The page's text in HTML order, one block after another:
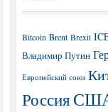
Bitcoin Brent Brexit
Владимир Путин
Европейский союз
Россия